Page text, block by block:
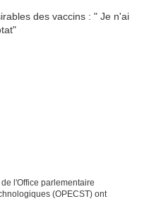
l'Office parlementaire
(OPECST) ont